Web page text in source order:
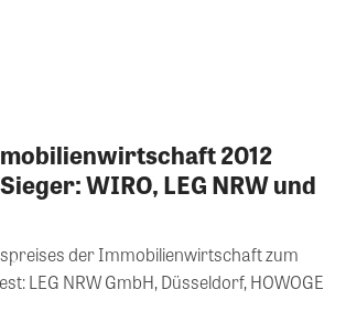
2012
WIRO, LEG NRW und
der Immobilienwirtschaft zum
LEG NRW GmbH, Düsseldorf, HOWOGE